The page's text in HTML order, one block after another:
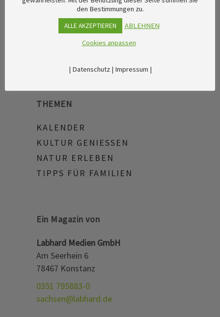
THEMEN
KALENDER
KULTUR GENIESSEN
NATUR ERLEBEN
TIPPS FÜR FAMILIEN
Ein Magazin von
Labhard Medien GmbH
Am Seerhein 6
78467 Konstanz
0351 795883-0
sachsen@labhard.de
den Bestimmungen zu.
ALLE AKZEPTIEREN
ABLEHNEN
Cookies anpassen
| Datenschutz| Impressum |